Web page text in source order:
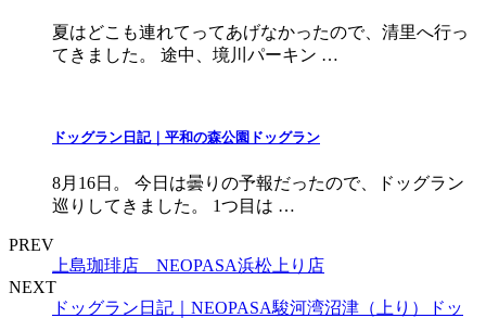
夏はどこも連れてってあげなかったので、清里へ行っ
てきました。 途中、境川パーキン …
ドッグラン日記｜平和の森公園ドッグラン
8月16日。 今日は曇りの予報だったので、ドッグラン
巡りしてきました。 1つ目は …
PREV
上島珈琲店 NEOPASA浜松上り店
NEXT
ドッグラン日記｜NEOPASA駿河湾沼津（上り）ドッ